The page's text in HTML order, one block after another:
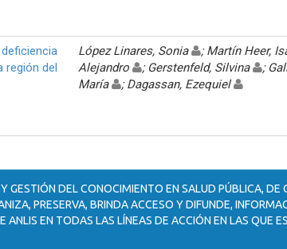
región del
López Linares, Sonia ; Martín Heer,
Alejandro
; Gerstenfeld, Silvina ;
María
; Dagassan, Ezequiel
GESTIÓN DEL CONOCIMIENTO EN SALUD PÚBLICA, DE
PRESERVA, BRINDA ACCESO Y DIFUNDE,
ANLIS EN TODAS LAS LÍNEAS DE ACCIÓN EN LAS QUE